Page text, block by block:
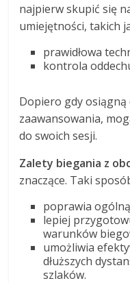
najpierw skupić się
umiejętności, takich
prawidłowa
kontrola
Dopiero gdy
zaawansowania,
do swoich sesji.
Zalety biegania z
znaczące. Taki
poprawia
lepiej
warunków
umożliwia
dłuższych
szlaków.